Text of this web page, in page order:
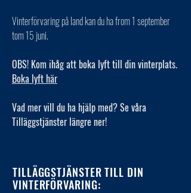
Vinterförvaring på land kan du ha from 1 september
tom 15 juni.
OBS! Kom ihåg att boka lyft till din vinterplats.
Boka lyft här
Vad mer vill du ha hjälp med? Se våra
Tilläggstjänster längre ner!
TILLÄGGSTJÄNSTER TILL DIN
VINTERFÖRVARING: